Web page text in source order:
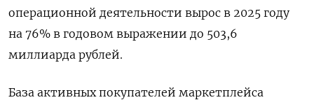
операционной деятельности вырос в 2025 году
на 76% в годовом ‌выражении до 503,6
миллиарда рублей.
База активных покупателей маркетплейса